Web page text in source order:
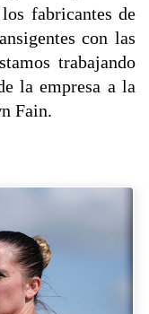
fabricantes de
con las
trabajando
la empresa a la
Fain.